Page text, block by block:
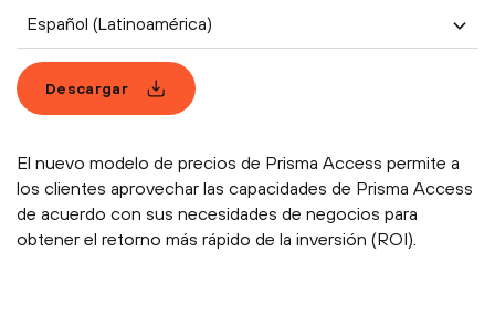
Español (Latinoamérica)
Descargar
El nuevo modelo de precios de Prisma Access permite a
los clientes aprovechar las capacidades de Prisma Access
de acuerdo con sus necesidades de negocios para
obtener el retorno más rápido de la inversión (ROI).